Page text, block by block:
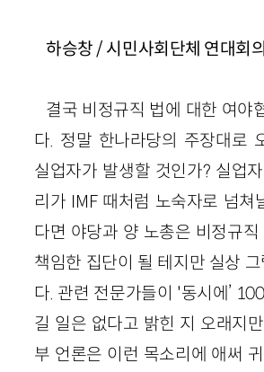
하승창 / 시민사회단체 연대회
결국 비정규직 법에 대한 여야
다. 정말 한나라당의 주장대로
실업자가 발생할 것인가? 실업
리가 IMF 때처럼 노숙자로 넘쳐
다면 야당과 양 노총은 비정규
책임한 집단이 될 테지만 실상
다. 관련 전문가들이 '동시에’
길 일은 없다고 밝힌 지 오래지
부 언론은 이런 목소리에 애써